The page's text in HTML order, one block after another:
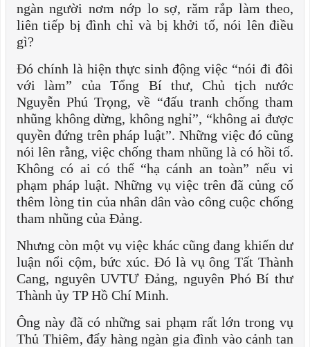
ngàn người nơm nớp lo sợ, răm rắp làm theo,
liên tiếp bị đình chỉ và bị khởi tố, nói lên điều
gì?
Đó chính là hiện thực sinh động việc “nói đi đôi
với làm” của Tổng Bí thư, Chủ tịch nước
Nguyễn Phú Trọng, về “đấu tranh chống tham
nhũng không dừng, không nghỉ”, “không ai được
quyền đứng trên pháp luật”. Những việc đó cũng
nói lên rằng, việc chống tham nhũng là có hồi tố.
Không có ai có thể “hạ cánh an toàn” nếu vi
phạm pháp luật. Những vụ việc trên đã củng cố
thêm lòng tin của nhân dân vào công cuộc chống
tham nhũng của Đảng.
Nhưng còn một vụ việc khác cũng đang khiến dư
luận nổi cộm, bức xúc. Đó là vụ ông Tất Thành
Cang, nguyên UVTƯ Đảng, nguyên Phó Bí thư
Thành ủy TP Hồ Chí Minh.
Ông này đã có những sai phạm rất lớn trong vụ
Thủ Thiêm, đẩy hàng ngàn gia đình vào cảnh tan